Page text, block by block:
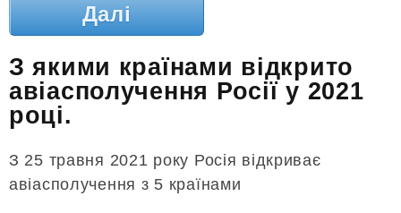
Далі
З якими країнами відкрито
авіасполучення Росії у 2021
році.
З 25 травня 2021 року Росія відкриває
авіасполучення з 5 країнами